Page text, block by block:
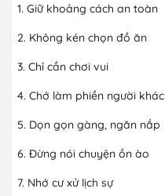
1. Giữ khoảng cách an toàn
2. Không kén chọn đồ ăn
3. Chỉ cần chơi vui
4. Chớ làm phiền người khác
5. Dọn gọn gàng, ngăn nắp
6. Đừng nói chuyện ồn ào
7. Nhớ cư xử lịch sự